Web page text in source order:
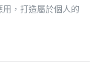
，打造屬於個人的